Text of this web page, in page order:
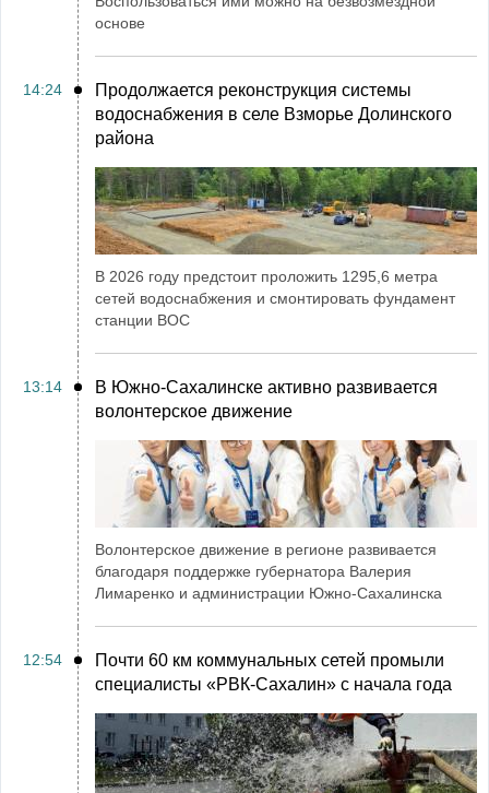
основе
14:24
Продолжается реконструкция системы
водоснабжения в селе Взморье Долинского
района
В 2026 году предстоит проложить 1295,6 метра
сетей водоснабжения и смонтировать фундамент
станции ВОС
13:14
В Южно-Сахалинске активно развивается
волонтерское движение
Волонтерское движение в регионе развивается
благодаря поддержке губернатора Валерия
Лимаренко и администрации Южно-Сахалинска
12:54
Почти 60 км коммунальных сетей промыли
специалисты «РВК‑Сахалин» с начала года